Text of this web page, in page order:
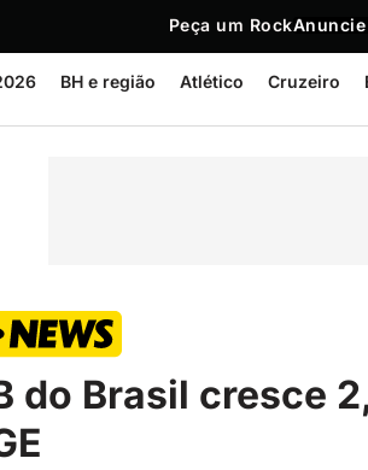
Peça um Rock
BH e região Atlético Cruzeiro
do Brasil cresce